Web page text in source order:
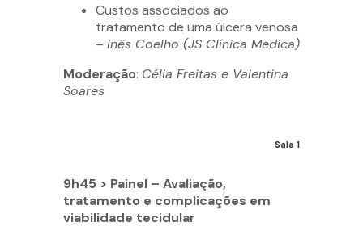
Custos associados ao
tratamento de uma úlcera venosa
– Inês Coelho (JS Clínica Medica)
Moderação: Célia Freitas e Valentina
Soares
Sala 1
9h45 > Painel – Avaliação,
tratamento e complicações em
viabilidade tecidular